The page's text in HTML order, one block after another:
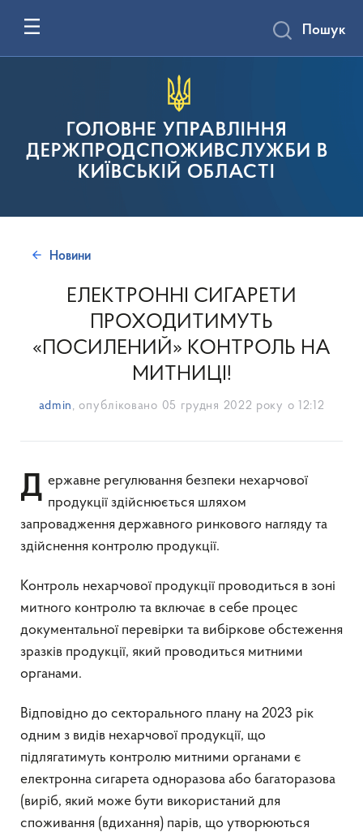
ГОЛОВНЕ УПРАВЛІННЯ
ДЕРЖПРОДСПОЖИВСЛУЖБИ В
КИЇВСЬКІЙ ОБЛАСТІ
Пошук
Новини
ЕЛЕКТРОННІ СИГАРЕТИ
ПРОХОДИТИМУТЬ
«ПОСИЛЕНИЙ» КОНТРОЛЬ НА
МИТНИЦІ!
admin , опубліковано 05 грудня 2022 року о 12:12
Державне регулювання безпеки нехарчової продукції здійснюється шляхом
запровадження державного ринкового нагляду та
здійснення контролю продукції.
Контроль нехарчової продукції проводиться в зоні
митного контролю та включає в себе процес
документальної перевірки та вибіркове обстеження
зразків продукції, який проводиться митними
органами.
Відповідно до секторального плану на 2023 рік
одним з видів нехарчової продукції, що
підлягатимуть контролю митними органами є
електронна сигарета одноразова або багаторазова
(виріб, який може бути використаний для
споживання (вдихання) парів, що утворюються